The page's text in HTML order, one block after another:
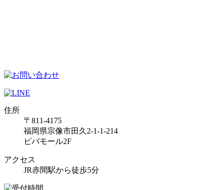
住所
〒811-4175
福岡県宗像市田久2-1-1-214
ビバモール2F
アクセス
JR赤間駅から徒歩5分